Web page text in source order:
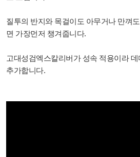
질투의 반지와 목걸이도 아무거나 만껴
면 가장먼저 챙겨줍니다.
고대성검엑스칼리버가 성속 적용이라
추가합니다.